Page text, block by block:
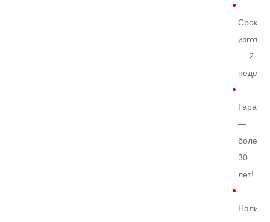
Срок
— 2
недели
—
более
30
лет!